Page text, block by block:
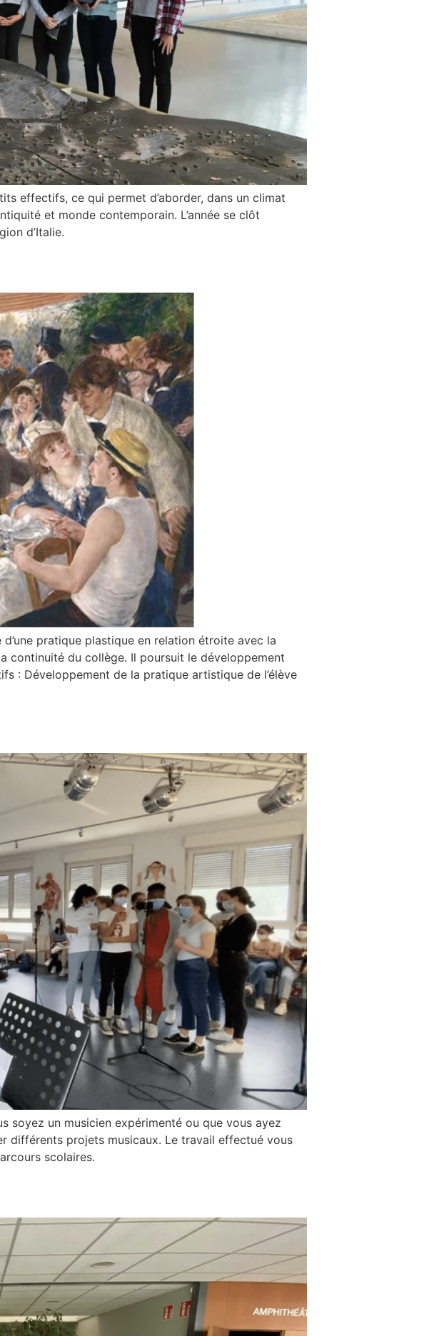
effectifs, ce qui permet d’aborder, dans un climat
et monde contemporain. L’année se clôt
d’Italie.
pratique plastique en relation étroite avec la
continuité du collège. Il poursuit le développement
: Développement de la pratique artistique de l’élève
soyez un musicien expérimenté ou que vous ayez
différents projets musicaux. Le travail effectué vous
scolaires.